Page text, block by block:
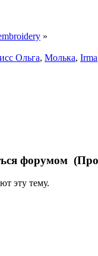
»
Ольга, Молька, Irma
форумом
эту тему.